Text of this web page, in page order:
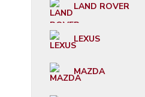
LAND ROVER
LEXUS
MAZDA